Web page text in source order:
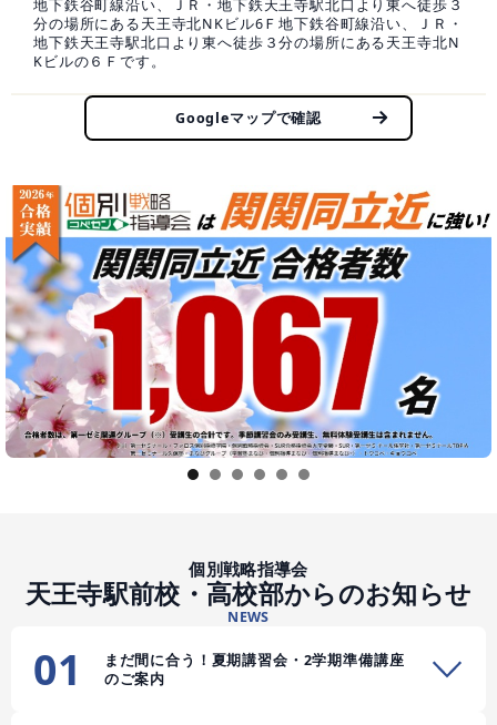
地下鉄谷町線沿い、ＪＲ・地下鉄天王寺駅北口より東へ徒歩３
分の場所にある天王寺北NKビル6Ｆ地下鉄谷町線沿い、ＪＲ・
地下鉄天王寺駅北口より東へ徒歩３分の場所にある天王寺北N
Kビルの６Ｆです。
Googleマップで確認
1 2 3 4 5
個別戦略指導会
天王寺駅前校・高校部からのお知らせ
NEWS
01
まだ間に合う！夏期講習会・2学期準備講座
のご案内